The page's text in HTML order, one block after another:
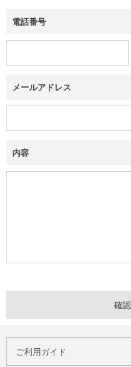
電話番号
メールアドレス
内容
ご利用ガイド